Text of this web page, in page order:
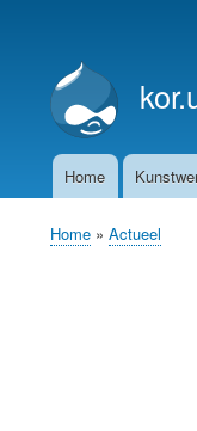
account
menu
MainHome
Breadcrumb
Home Actueel